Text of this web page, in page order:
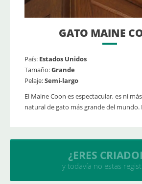
GATO MAINE
País: Estados Unidos
Tamaño:Grande
Pelaje:Semi-largo
El Maine Coon es espectacular, es ni
natural de gato más grande del mundo.
INSERTA TU
y sube tus camadas